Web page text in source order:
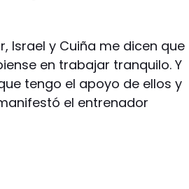
Israel y Cuiña me dicen que
en trabajar tranquilo. Y
tengo el apoyo de ellos y
el entrenador